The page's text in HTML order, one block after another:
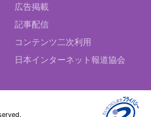
広告掲載
記事配信
コンテンツ二次利用
日本インターネット報道協会